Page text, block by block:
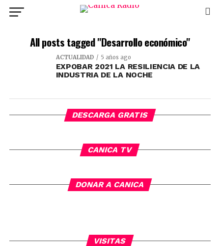
All posts tagged "Desarrollo económico"
ACTUALIDAD 5 años ago
EXPOBAR 2021 LA RESILIENCIA DE LA
INDUSTRIA DE LA NOCHE
DESCARGA GRATIS
CANICA TV
DONAR A CANICA
VISITAS